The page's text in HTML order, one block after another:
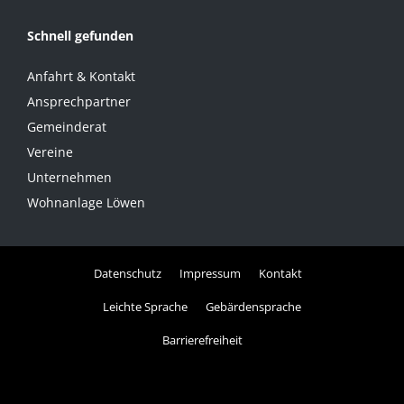
Schnell gefunden
Anfahrt & Kontakt
Ansprechpartner
Gemeinderat
Vereine
Unternehmen
Wohnanlage Löwen
Datenschutz Impressum Kontakt
Leichte Sprache Gebärdensprache
Barrierefreiheit